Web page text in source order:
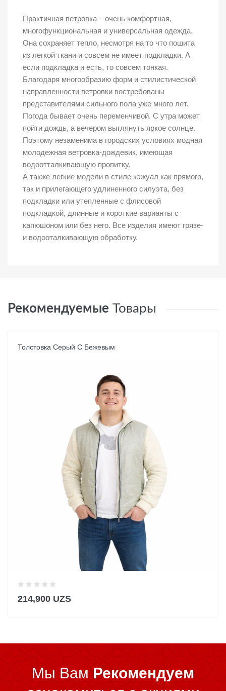
Практичная ветровка – очень комфортная,
многофункциональная и универсальная одежда.
Она сохраняет тепло, несмотря на то что пошита
из легкой ткани и совсем не имеет подкладки. А
если подкладка и есть, то совсем тонкая.
Благодаря многообразию форм и стилистической
направленности ветровки востребованы
представителями сильного пола уже много лет.
Погода бывает очень переменчивой. С утра может
пойти дождь, а вечером выглянуть яркое солнце.
Поэтому незаменима в городских условиях модная
молодежная ветровка-дождевик, имеющая
водоотталкивающую пропитку.
А также легкие модели в стиле кэжуал как прямого,
так и прилегающего удлиненного силуэта, без
подкладки или утепленные с флисовой
подкладкой, длинные и короткие варианты с
капюшоном или без него. Все изделия имеют грязе-
и водооталкивающую обработку.
Рекомендуемые Товары
Толстовка Серый С Бежевым
214,900 UZS
Мы Вам Рекомендуем